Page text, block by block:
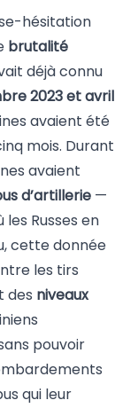
hésitation
brutalité
déjà connu
2023 et avril
avaient été
mois. Durant
avaient
d’artillerie —
les Russes en
cette donnée
les tirs
des niveaux
pouvoir
qui leur